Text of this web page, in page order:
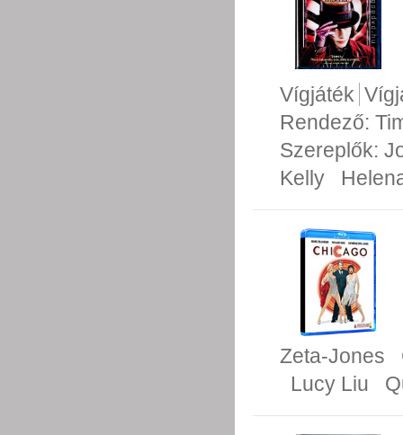
Vígjáték
Rendező:
Szereplők:
Kelly
Zeta-Jones
Lucy Liu